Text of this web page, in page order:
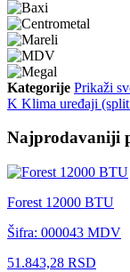
Kategorije Prikaži
K Klima uređaji
Najprodavaniji
Forest 12000 BTU
Šifra: 000043 MDV
51.843,28 RSD